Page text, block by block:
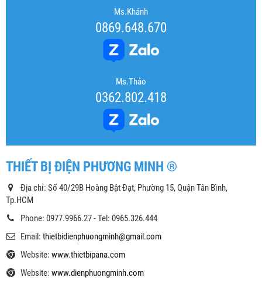
Ms.Khánh
0869.648.670
Ms.Thảo
0362.802.418
THIẾT BỊ ĐIỆN PHƯƠNG MINH ®
Địa chỉ: Số 40/29B Hoàng Bật Đạt, Phường 15, Quận Tân Bình,
Tp.HCM
Phone: 0977.9966.27 - Tel: 0965.326.444
Email: thietbidienphuongminh@gmail.com
Website: www.thietbipana.com
Website: www.dienphuongminh.com